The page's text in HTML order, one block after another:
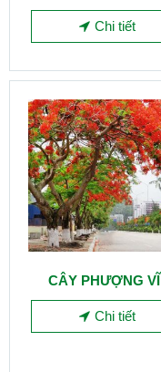
Chi tiết
CÂY PHƯỢNG VĨ
Chi tiết